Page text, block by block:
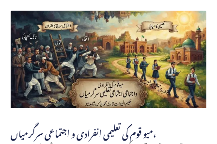
میو قوم کی تعلیمی انفرادی و اجتماعی سرگرمیاں،